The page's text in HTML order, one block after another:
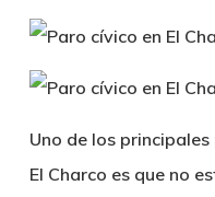
Uno de los
El Charco es que no